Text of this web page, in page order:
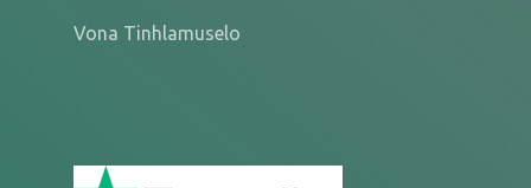
Vona Tinhlamuselo